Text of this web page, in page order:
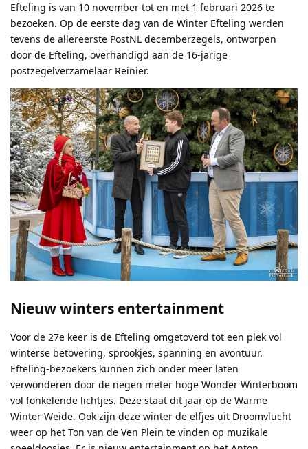
Efteling is van 10 november tot en met 1 februari 2026 te
bezoeken. Op de eerste dag van de Winter Efteling werden
tevens de allereerste PostNL decemberzegels, ontworpen
door de Efteling, overhandigd aan de 16-jarige
postzegelverzamelaar Reinier.
Nieuw winters entertainment
Voor de 27e keer is de Efteling omgetoverd tot een plek vol
winterse betovering, sprookjes, spanning en avontuur.
Efteling-bezoekers kunnen zich onder meer laten
verwonderen door de negen meter hoge Wonder Winterboom
vol fonkelende lichtjes. Deze staat dit jaar op de Warme
Winter Weide. Ook zijn deze winter de elfjes uit Droomvlucht
weer op het Ton van de Ven Plein te vinden op muzikale